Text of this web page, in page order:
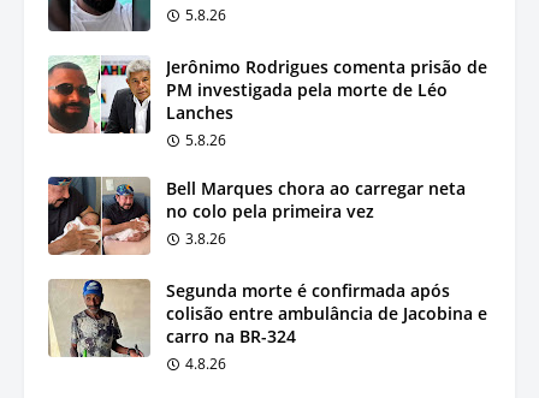
5.8.26
Jerônimo Rodrigues comenta prisão de
PM investigada pela morte de Léo
Lanches
5.8.26
Bell Marques chora ao carregar neta
no colo pela primeira vez
3.8.26
Segunda morte é confirmada após
colisão entre ambulância de Jacobina e
carro na BR-324
4.8.26